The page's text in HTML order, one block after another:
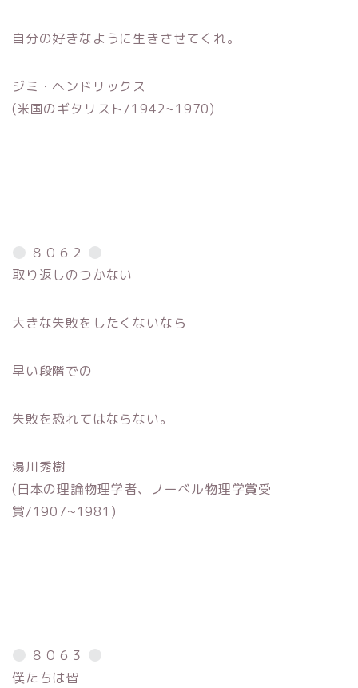
自分の好きなように生きさせてくれ。
ジミ・ヘンドリックス
(米国のギタリスト/1942~1970)
８０６２
取り返しのつかない
大きな失敗をしたくないなら
早い段階での
失敗を恐れてはならない。
湯川秀樹
(日本の理論物理学者、ノーベル物理学賞受
賞/1907~1981)
８０６３
僕たちは皆